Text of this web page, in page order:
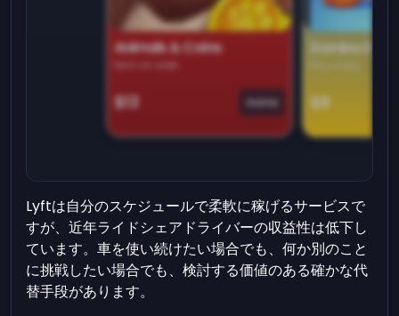
Animals & Coins
Earn on side
$13 Game
Domino
$9
Lyftは自分のスケジュールで柔軟に稼げるサービスで
すが、近年ライドシェアドライバーの収益性は低下し
ています。車を使い続けたい場合でも、何か別のこと
に挑戦したい場合でも、検討する価値のある確かな代
替手段があります。